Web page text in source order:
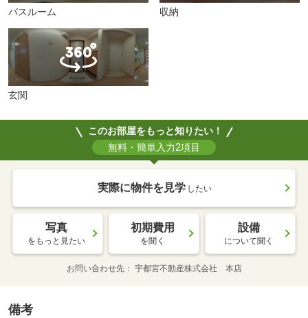
バスルーム 収納
玄関
このお部屋をもっと知りたい！
無料・簡単入力2項目
実際に物件を見学 したい
写真
をもっと見たい
初期費用
を聞く
設備
について聞く
お問い合わせ先 宇都宮不動産株式会社 本店
備考